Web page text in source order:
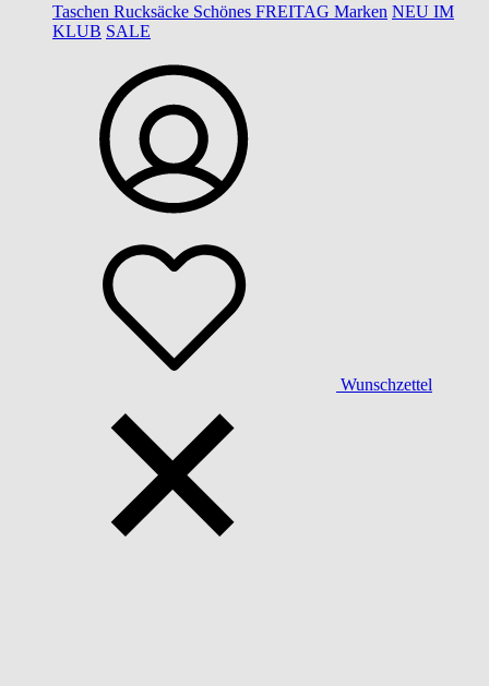
Taschen Rucksäcke Schönes FREITAG Marken NEU IM
KLUB SALE
Wunschzettel